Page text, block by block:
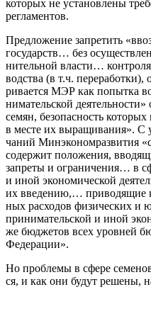
кото­рых не уста­нов­ле­ны
регламентов.
Пред­ло­же­ние запре­тить
госу­дарств… без
ни­тель­ной вла­сти…
вод­ства (в т.ч.
ри­ва­ет­ся МЭР как попыт­ка
ни­ма­тель­ской
семян, без­опас­ность
в месте их выра­щи­ва­ния». С
ча­ний Минэко­но­мраз­ви­тия
содер­жит поло­же­ния,
запре­ты и огра­ни­че­ния… в
и иной эко­но­ми­че­ской
их вве­де­нию,… при­во­дя­щие
ных рас­хо­дов физи­че­ских и
при­ни­ма­тель­ской и иной
же бюд­же­тов всех уров­ней
Федерации».
Но про­бле­мы в сфе­ре
ся, и как они будут реше­ны,